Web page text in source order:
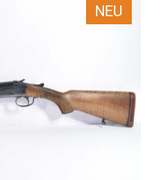
NEU